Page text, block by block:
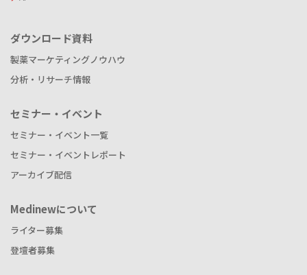
ダウンロード資料
製薬マーケティングノウハウ
分析・リサーチ情報
セミナー・イベント
セミナー・イベント一覧
セミナー・イベントレポート
アーカイブ配信
Medinewについて
ライター募集
登壇者募集